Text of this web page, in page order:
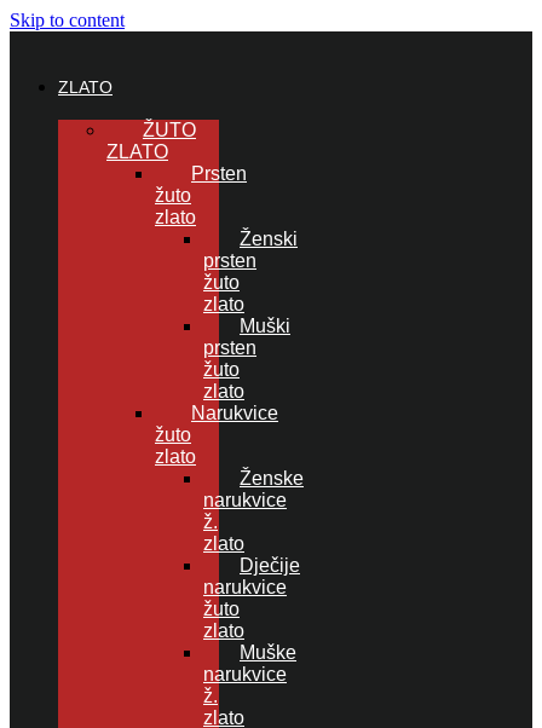
Skip to content
ZLATO
ŽUTO
ZLATO
Prsten
žuto
zlato
Ženski
prsten
žuto
zlato
Muški
prsten
žuto
zlato
Narukvice
žuto
zlato
Ženske
narukvice
ž.
zlato
Dječije
narukvice
žuto
zlato
Muške
narukvice
ž.
zlato